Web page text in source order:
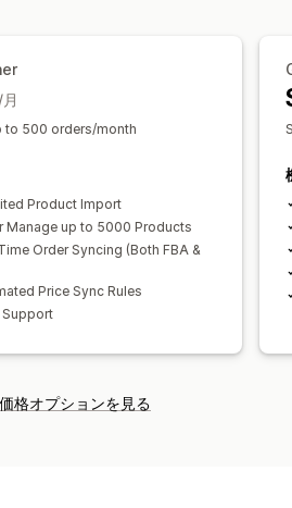
エクスポート
パフォーマンス指標
ス
/月
to 500 orders/month
Product Import
Manage up to 5000 Products
Order Syncing (Both FBA &
Price Sync Rules
格オプションを見る